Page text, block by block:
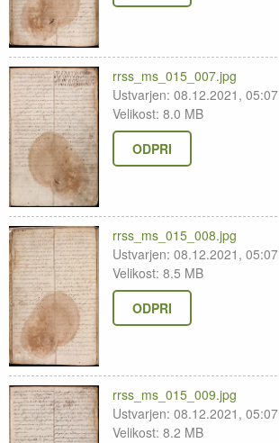
rrss_ms_015_007.jpg
Ustvarjen: 08.12.2021, 05:07
Velikost: 8.0 MB
ODPRI
rrss_ms_015_008.jpg
Ustvarjen: 08.12.2021, 05:07
Velikost: 8.5 MB
ODPRI
rrss_ms_015_009.jpg
Ustvarjen: 08.12.2021, 05:07
Velikost: 8.2 MB